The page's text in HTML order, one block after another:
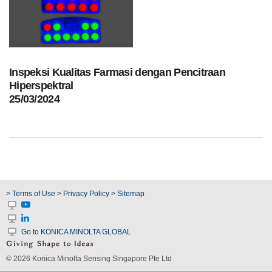
Pelapis
Pribadi
Farmasi
Pra
Percetakan
Tekstil
Produk
Pengukuran
Warna
Inspeksi Kualitas Farmasi dengan Pencitraan
Hiperspektral
25/03/2024
> Terms of Use > Privacy Policy > Sitemap
Go to KONICA MINOLTA GLOBAL
© 2026 Konica Minolta Sensing Singapore Pte Ltd